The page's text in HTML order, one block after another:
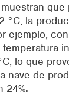
que
°C, la
ejemplo,
lo que
nave de
24%.